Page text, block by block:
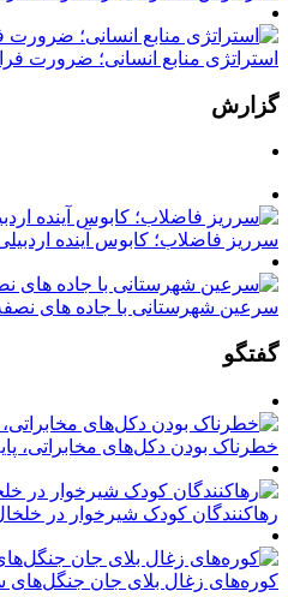
استراتژی منابع انسانی؛
گزارش
سرریز فاضلاب؛ کابوس آینده
سرعین شهرستانی با جاده های
گفتگو
خطرناک بودن دکل‌های مخابراتی،
رهاکنندگان کودک شیرخوار در
کوره‌های زغال بلای جان جنگل‌های